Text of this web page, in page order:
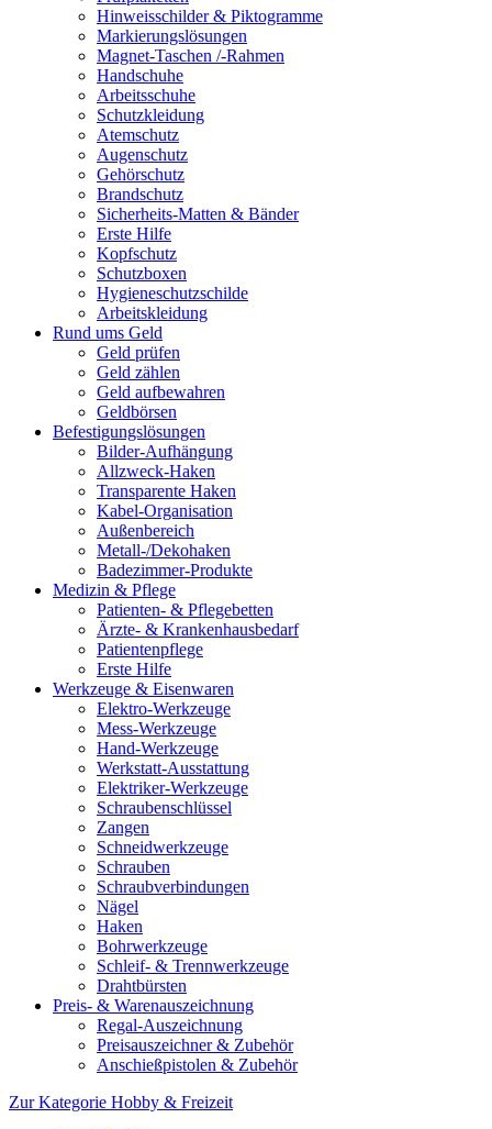
Hinweisschilder & Piktogramme
Markierungslösungen
Magnet-Taschen /-Rahmen
Handschuhe
Arbeitsschuhe
Schutzkleidung
Atemschutz
Augenschutz
Gehörschutz
Brandschutz
Sicherheits-Matten & Bänder
Erste Hilfe
Kopfschutz
Schutzboxen
Hygieneschutzschilde
Arbeitskleidung
Rund ums Geld
Geld prüfen
Geld zählen
Geld aufbewahren
Geldbörsen
Befestigungslösungen
Bilder-Aufhängung
Allzweck-Haken
Transparente Haken
Kabel-Organisation
Außenbereich
Metall-/Dekohaken
Badezimmer-Produkte
Medizin & Pflege
Patienten- & Pflegebetten
Ärzte- & Krankenhausbedarf
Patientenpflege
Erste Hilfe
Werkzeuge & Eisenwaren
Elektro-Werkzeuge
Mess-Werkzeuge
Hand-Werkzeuge
Werkstatt-Ausstattung
Elektriker-Werkzeuge
Schraubenschlüssel
Zangen
Schneidwerkzeuge
Schrauben
Schraubverbindungen
Nägel
Haken
Bohrwerkzeuge
Schleif- & Trennwerkzeuge
Drahtbürsten
Preis- & Warenauszeichnung
Regal-Auszeichnung
Preisauszeichner & Zubehör
Anschießpistolen & Zubehör
Zur Kategorie Hobby & Freizeit